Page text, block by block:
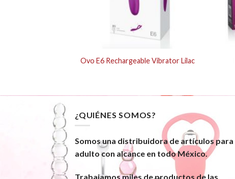
Ovo E6 Rechargeable Vibrator Lilac
¿QUIÉNES SOMOS?
Somos una distribuidora de artículos para
adulto con alcance en todo México.
Trabajamos miles de productos de las